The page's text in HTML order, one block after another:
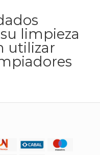
limpieza
utilizar